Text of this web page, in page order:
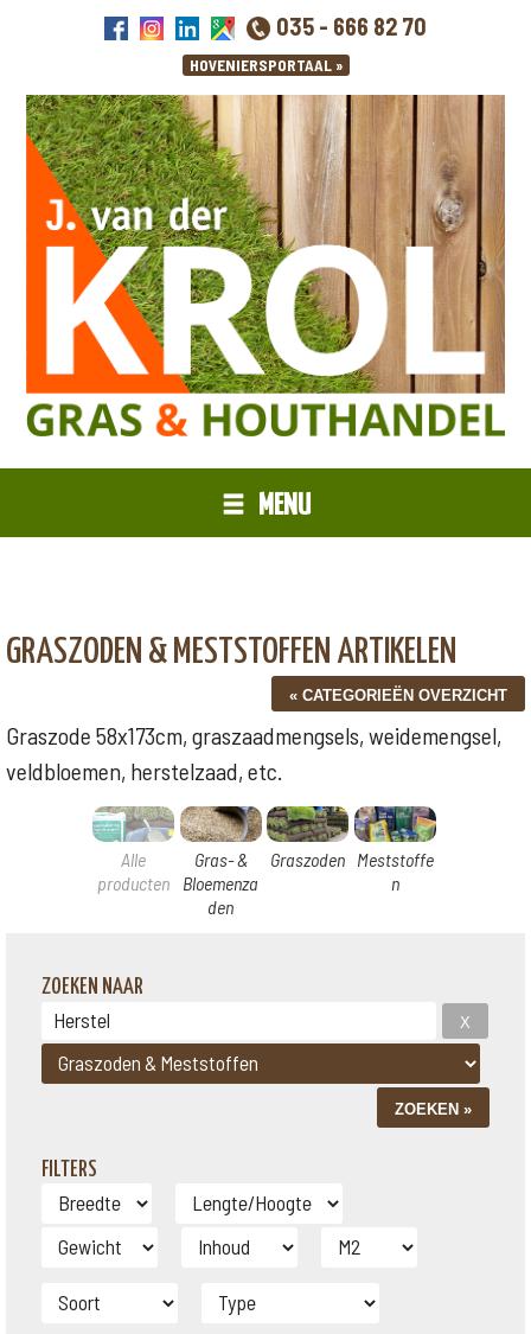
035 - 666 82 70
MENU
GRASZODEN & MESTSTOFFEN ARTIKELEN
Graszode 58x173cm, graszaadmengsels, weidemengsel,
veldbloemen, herstelzaad, etc.
Alle
producten
Gras- &
Bloemenza
den
Graszoden Meststoffe
n
ZOEKEN NAAR
FILTERS